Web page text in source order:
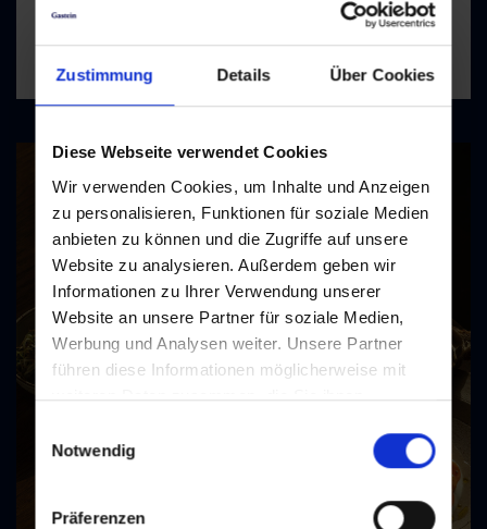
Zustimmung Details Über Cookies
Diese Webseite verwendet Cookies
Wir verwenden Cookies, um Inhalte und Anzeigen
zu personalisieren, Funktionen für soziale Medien
anbieten zu können und die Zugriffe auf unsere
Website zu analysieren. Außerdem geben wir
Informationen zu Ihrer Verwendung unserer
Website an unsere Partner für soziale Medien,
Werbung und Analysen weiter. Unsere Partner
führen diese Informationen möglicherweise mit
weiteren Daten zusammen, die Sie ihnen
Nutzung der Dienste gesammelt haben.
Notwendig
Präferenzen
heute geöffnet